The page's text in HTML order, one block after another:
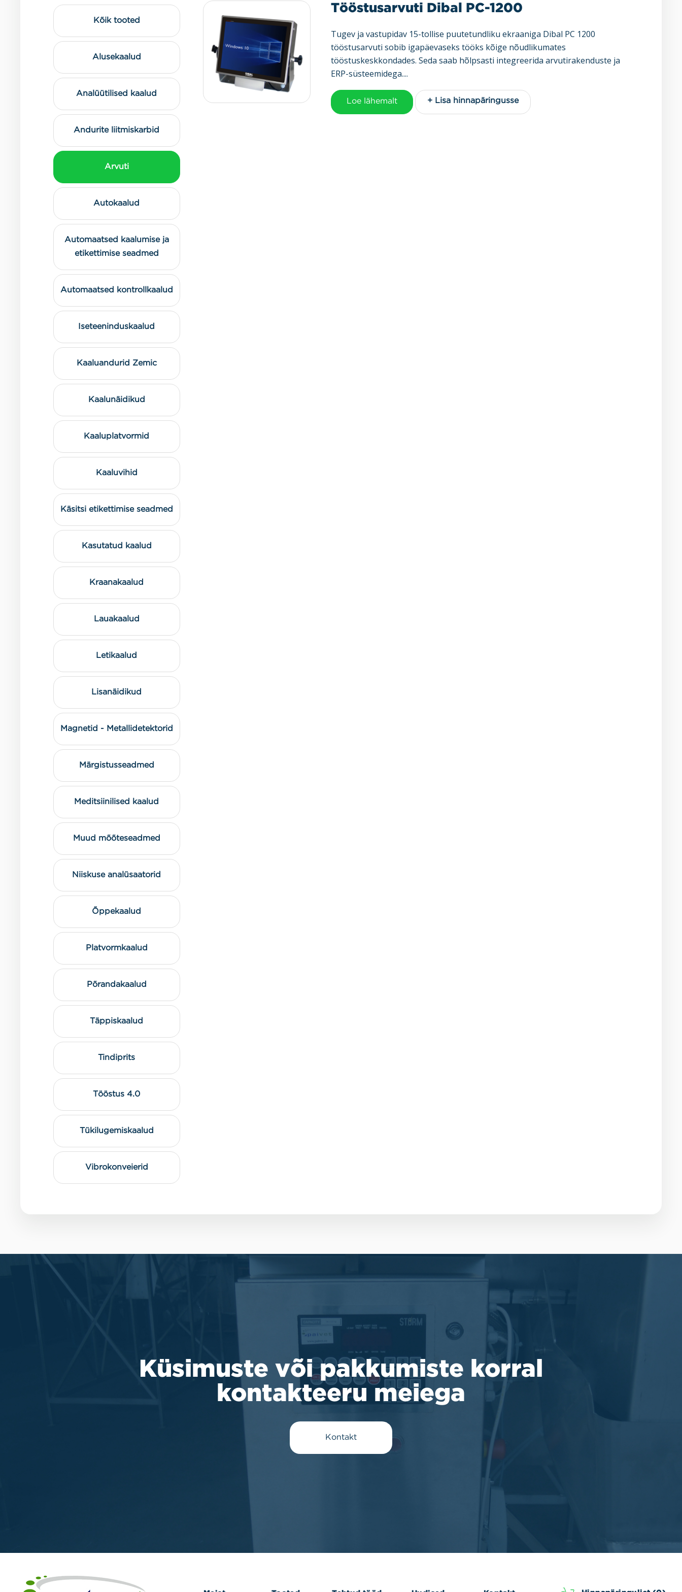
Kõik tooted
Alusekaalud
Analüütilised kaalud
Andurite liitmiskarbid
Arvuti
Autokaalud
Automaatsed kaalumise ja
etikettimise seadmed
Automaatsed kontrollkaalud
Iseteeninduskaalud
Kaaluandurid Zemic
Kaalunäidikud
Kaaluplatvormid
Kaaluvihid
Käsitsi etikettimise seadmed
Kasutatud kaalud
Kraanakaalud
Lauakaalud
Letikaalud
Lisanäidikud
Magnetid - Metallidetektorid
Märgistusseadmed
Meditsiinilised kaalud
Muud mõõteseadmed
Niiskuse analüsaatorid
Õppekaalud
Platvormkaalud
Põrandakaalud
Täppiskaalud
Tindiprits
Tööstus 4.0
Tükilugemiskaalud
Vibrokonveierid
Tööstusarvuti Dibal PC-1200
Tugev ja vastupidav 15-tollise puutetundliku ekraaniga Dibal PC 1200
tööstusarvuti sobib igapäevaseks tööks kõige nõudlikumates
tööstuskeskkondades. Seda saab hõlpsasti integreerida arvutirakenduste ja
ERP-süsteemidega....
Loe lähemalt + Lisa hinnapäringusse
Küsimuste või pakkumiste korral
kontakteeru meiega
Kontakt